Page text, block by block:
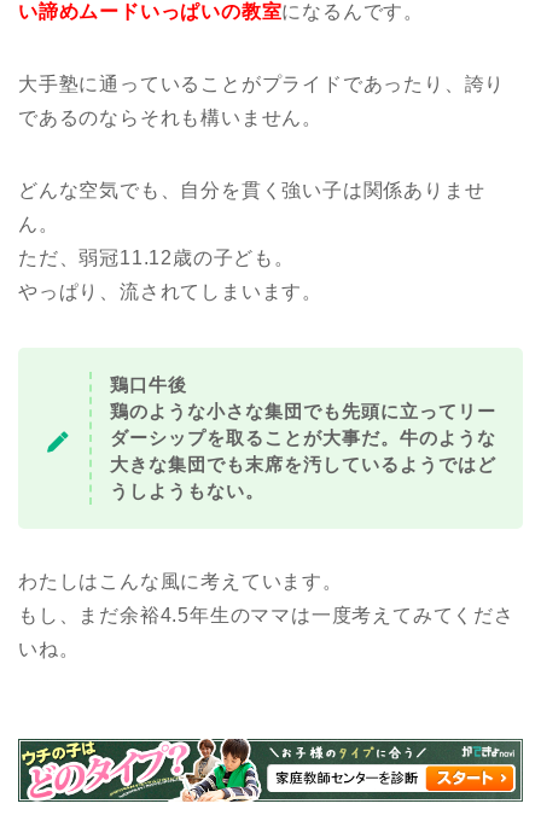
い諦めムードいっぱいの教室になるんです。
大手塾に通っていることがプライドであったり、誇り
であるのならそれも構いません。
どんな空気でも、自分を貫く強い子は関係ありませ
ん。
ただ、弱冠11.12歳の子ども。
やっぱり、流されてしまいます。
鶏口牛後
鶏のような小さな集団でも先頭に立ってリー
ダーシップを取ることが大事だ。牛のような
大きな集団でも末席を汚しているようではど
うしようもない。
わたしはこんな風に考えています。
もし、まだ余裕4.5年生のママは一度考えてみてくださ
いね。